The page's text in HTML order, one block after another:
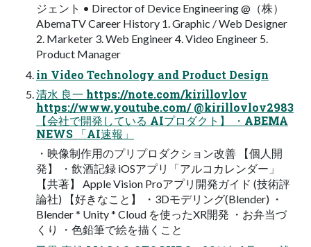
ジェント • Director of Device Engineering @（株）
AbemaTV Career History 1. Graphic / Web Designer
2. Marketer 3. Web Engineer 4. Video Engineer 5.
Product Manager
in Video Technology and Product Design
清水 良一 https://note.com/kirillovlov
https://www.youtube.com/ @kirillovlov2983
【会社で開発している AIプロダクト】 ・ABEMA
NEWS 「AI速報」
・映像制作用のプリプロダクション改善 【個人開
発】 ・飲酒記録 iOSアプリ「アルコカレンダー」
【共著】 Apple Vision Proアプリ開発ガイド (技術評
論社) 【好きなこと】 ・3Dモデリング(Blender) ・
Blender * Unity * Cloud を使ったXR開発 ・お弁当づ
くり ・色鉛筆で絵を描くこと